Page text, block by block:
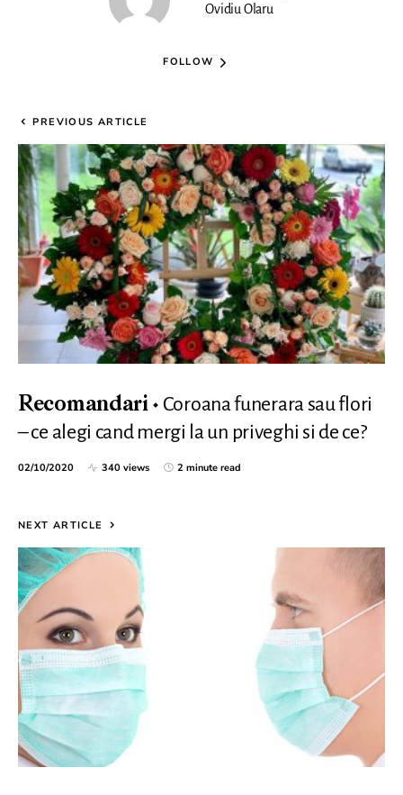
Ovidiu Olaru
FOLLOW
PREVIOUS ARTICLE
Recomandari
Coroana funerara sau flori
– ce alegi cand mergi la un priveghi si de ce?
02/10/2020 340 views 2 minute read
NEXT ARTICLE